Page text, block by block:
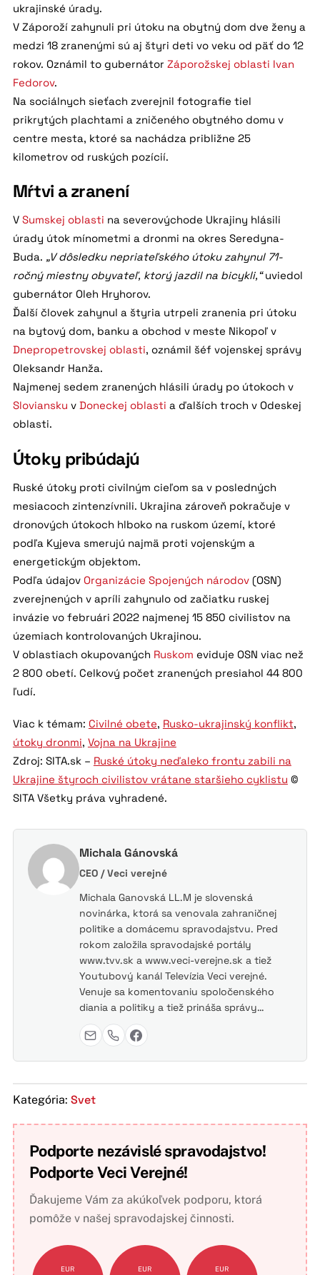
ukrajinské úrady.
V Záporoží zahynuli pri útoku na obytný dom dve ženy a
medzi 18 zranenými sú aj štyri deti vo veku od päť do 12
rokov. Oznámil to gubernátor Záporožskej oblasti Ivan
Fedorov.
Na sociálnych sieťach zverejnil fotografie tiel
prikrytých plachtami a zničeného obytného domu v
centre mesta, ktoré sa nachádza približne 25
kilometrov od ruských pozícií.
Mŕtvi a zranení
V Sumskej oblasti na severovýchode Ukrajiny hlásili
úrady útok mínometmi a dronmi na okres Seredyna-
Buda. „V dôsledku nepriateľského útoku zahynul 71-
ročný miestny obyvateľ, ktorý jazdil na bicykli,“uviedol
gubernátor Oleh Hryhorov.
Ďalší človek zahynul a štyria utrpeli zranenia pri útoku
na bytový dom, banku a obchod v meste Nikopoľ v
Dnepropetrovskej oblasti, oznámil šéf vojenskej správy
Oleksandr Hanža.
Najmenej sedem zranených hlásili úrady po útokoch v
Sloviansku v Doneckej oblasti a ďalších troch v Odeskej
oblasti.
Útoky pribúdajú
Ruské útoky proti civilným cieľom sa v posledných
mesiacoch zintenzívnili. Ukrajina zároveň pokračuje v
dronových útokoch hlboko na ruskom území, ktoré
podľa Kyjeva smerujú najmä proti vojenským a
energetickým objektom.
Podľa údajov Organizácie Spojených národov(OSN)
zverejnených v apríli zahynulo od začiatku ruskej
invázie vo februári 2022 najmenej 15 850 civilistov na
územiach kontrolovaných Ukrajinou.
V oblastiach okupovaných Ruskom eviduje OSN viac než
2 800 obetí. Celkový počet zranených presiahol 44 800
ľudí.
Viac k témam: Civilné obete, Rusko-ukrajinský konflikt,
útoky dronmi, Vojna na Ukrajine
Zdroj: SITA.sk – Ruské útoky neďaleko frontu zabili na
Ukrajine štyroch civilistov vrátane staršieho cyklistu ©
SITA Všetky práva vyhradené.
Michala Gánovská
CEO / Veci verejné
Michala Ganovská LL.M je slovenská
novinárka, ktorá sa venovala zahraničnej
politike a domácemu spravodajstvu. Pred
rokom založila spravodajské portály
www.tvv.sk a www.veci-verejne.sk a tiež
Youtubový kanál Televízia Veci verejné.
Venuje sa komentovaniu spoločenského
diania a politiky a tiež prináša správy…
Kategória: Svet
Podporte nezávislé spravodajstvo!
Podporte Veci Verejné!
Ďakujeme Vám za akúkoľvek podporu, ktorá
pomôže v našej spravodajskej činnosti.
EUR EUR EUR